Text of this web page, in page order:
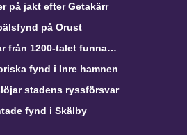
på jakt efter Getakärr
på Orust
från 1200-talet funna…
fynd i Inre hamnen
stadens ryssförsvar
fynd i Skälby